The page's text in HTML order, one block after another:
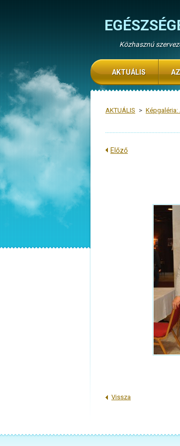
Közhasznú
AKTUÁLIS > Képgaléria:
Előző
Vissza
AKTUÁLIS